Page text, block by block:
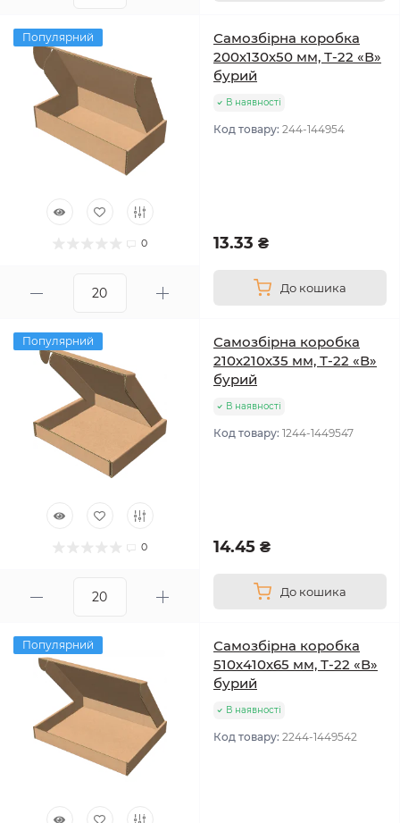
Популярний
0
Самозбірна коробка
200х130х50 мм, Т-22 «В»
бурий
В наявності
Код товару: 244-144954
13.33 ₴
До кошика
Популярний
0
Самозбірна коробка
210х210х35 мм, Т-22 «В»
бурий
В наявності
Код товару: 1244-1449547
14.45 ₴
До кошика
Популярний
Самозбірна коробка
510х410х65 мм, Т-22 «В»
бурий
В наявності
Код товару: 2244-1449542